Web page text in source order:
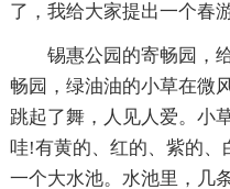
了，我给大家提出一个春
锡惠公园的寄畅园，
畅园，绿油油的小草在微
跳起了舞，人见人爱。小
哇!有黄的、红的、紫的
一个大水池。水池里，几